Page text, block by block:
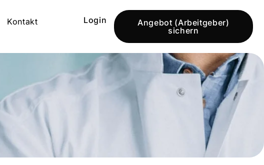
Kontakt Login
Angebot (Arbeitgeber)
sichern